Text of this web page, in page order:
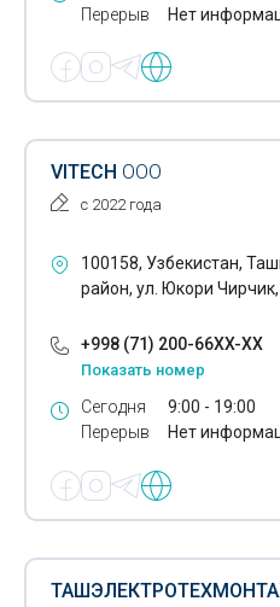
Перерыв
Нет
VITECH ООО
с 2022 года
100158, Узбекистан,
район, ул. Юкори
+998 (71) 200-66XX-XX
Показать номер
Сегодня
Перерыв
9:00 - 19:00
Нет